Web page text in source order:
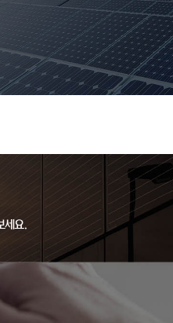
세요.